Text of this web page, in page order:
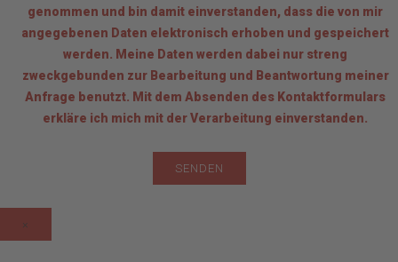
genommen und bin damit einverstanden, dass die von mir
angegebenen Daten elektronisch erhoben und gespeichert
werden. Meine Daten werden dabei nur streng
zweckgebunden zur Bearbeitung und Beantwortung meiner
Anfrage benutzt. Mit dem Absenden des Kontaktformulars
erkläre ich mich mit der Verarbeitung einverstanden.
×